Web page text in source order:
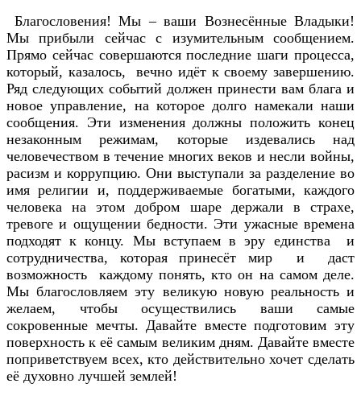
Благословения! Мы – ваши Вознесённые Владыки!
Мы прибыли сейчас с изумительным сообщением.
Прямо сейчас совершаются последние шаги процесса,
который, казалось, вечно идёт к своему завершению.
Ряд следующих событий должен принести вам блага и
новое управление, на которое долго намекали наши
сообщения. Эти изменения должны положить конец
незаконным режимам, которые издевались над
человечеством в течение многих веков и несли войны,
расизм и коррупцию. Они выступали за разделение во
имя религии и, поддерживаемые богатыми, каждого
человека на этом добром шаре держали в страхе,
тревоге и ощущении бедности. Эти ужасные времена
подходят к концу. Мы вступаем в эру единства и
сотрудничества, которая принесёт мир и даст
возможность каждому понять, кто он на самом деле.
Мы благословляем эту великую новую реальность и
желаем, чтобы осуществились ваши самые
сокровенные мечты. Давайте вместе подготовим эту
поверхность к её самым великим дням. Давайте вместе
поприветствуем всех, кто действительно хочет сделать
её духовно лучшей землей!